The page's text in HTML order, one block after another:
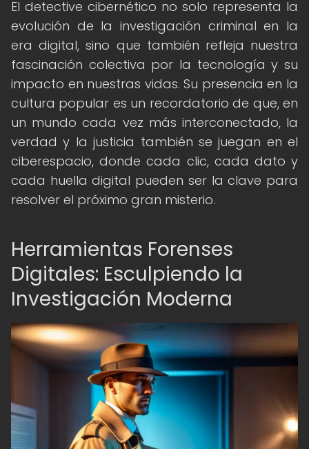
El detective cibernético no solo representa la
evolución de la investigación criminal en la
era digital, sino que también refleja nuestra
fascinación colectiva por la tecnología y su
impacto en nuestras vidas. Su presencia en la
cultura popular es un recordatorio de que, en
un mundo cada vez más interconectado, la
verdad y la justicia también se juegan en el
ciberespacio, donde cada clic, cada dato y
cada huella digital pueden ser la clave para
resolver el próximo gran misterio.
Herramientas Forenses
Digitales: Esculpiendo la
Investigación Moderna